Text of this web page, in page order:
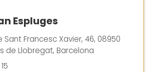
Espluges
Sant Francesc Xavier, 46, 08950
de Llobregat, Barcelona